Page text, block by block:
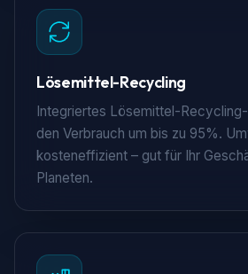
Lösemittel-Recycling
Integriertes Lösemittel-
den Verbrauch um bis zu 95%.
kosteneffizient – gut für Ihr
Planeten.